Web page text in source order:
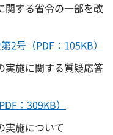
関する省令の一部を改
2号（PDF：105KB）
実施に関する質疑応答
：309KB）
実施について